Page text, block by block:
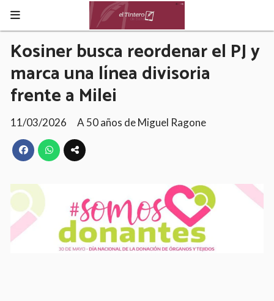
Kosiner busca reordenar el PJ y
marca una línea divisoria
frente a Milei
11/03/2026 A 50 años de Miguel Ragone